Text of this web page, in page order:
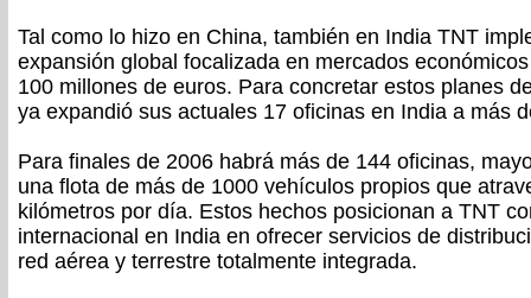
Tal como lo hizo en China, también en India TNT
expansión global focalizada en mercados
100 millones de euros. Para concretar estos planes
ya expandió sus actuales 17 oficinas en India a más
Para finales de 2006 habrá más de 144 oficinas,
una flota de más de 1000 vehículos propios que
kilómetros por día. Estos hechos posicionan a TNT
internacional en India en ofrecer servicios de
red aérea y terrestre totalmente integrada.